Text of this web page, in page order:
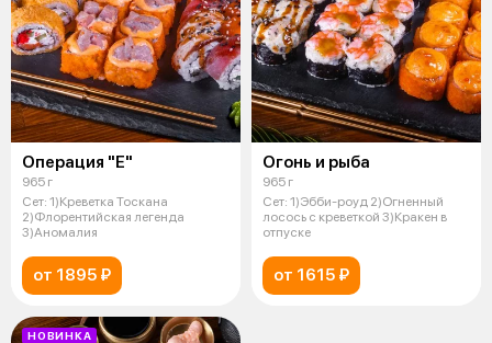
Операция "Е"
965 г
Сет: 1)Креветка Тоскана
2)Флорентийская легенда
3)Аномалия
от 1895 ₽
Огонь и рыба
965 г
Сет: 1)Эбби-роуд 2)Огненный
лосось с креветкой 3)Кракен в
отпуске
от 1615 ₽
НОВИНКА